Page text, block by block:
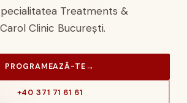
Treatments &
Clinic București.
PROGRAMEAZĂ-TE→
+40 371 71 61 61